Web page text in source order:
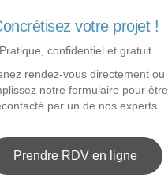
votre projet !
Pratique, confidentiel et gratuit
rendez-vous directement ou
notre formulaire pour être
par un de nos experts.
Prendre RDV en ligne